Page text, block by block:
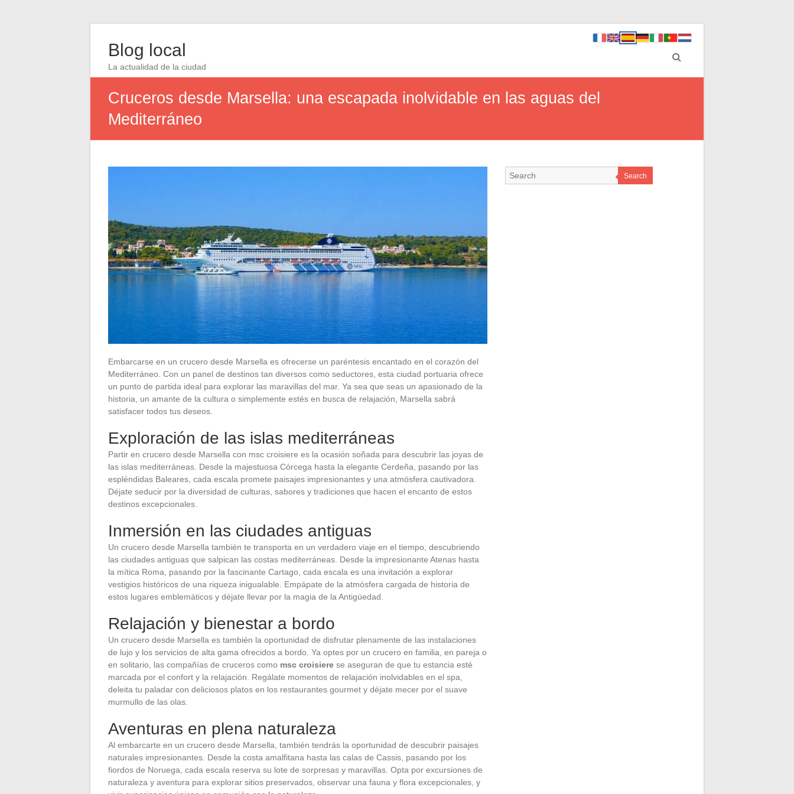
Blog local
La actualidad de la ciudad
Cruceros desde Marsella: una escapada inolvidable en las aguas del
Mediterráneo
Embarcarse en un crucero desde Marsella es ofrecerse un paréntesis encantado en el corazón del
Mediterráneo. Con un panel de destinos tan diversos como seductores, esta ciudad portuaria ofrece
un punto de partida ideal para explorar las maravillas del mar. Ya sea que seas un apasionado de la
historia, un amante de la cultura o simplemente estés en busca de relajación, Marsella sabrá
satisfacer todos tus deseos.
Exploración de las islas mediterráneas
Partir en crucero desde Marsella con msc croisiere es la ocasión soñada para descubrir las joyas de
las islas mediterráneas. Desde la majestuosa Córcega hasta la elegante Cerdeña, pasando por las
espléndidas Baleares, cada escala promete paisajes impresionantes y una atmósfera cautivadora.
Déjate seducir por la diversidad de culturas, sabores y tradiciones que hacen el encanto de estos
destinos excepcionales.
Inmersión en las ciudades antiguas
Un crucero desde Marsella también te transporta en un verdadero viaje en el tiempo, descubriendo
las ciudades antiguas que salpican las costas mediterráneas. Desde la impresionante Atenas hasta
la mítica Roma, pasando por la fascinante Cartago, cada escala es una invitación a explorar
vestigios históricos de una riqueza inigualable. Empápate de la atmósfera cargada de historia de
estos lugares emblemáticos y déjate llevar por la magia de la Antigüedad.
Relajación y bienestar a bordo
Un crucero desde Marsella es también la oportunidad de disfrutar plenamente de las instalaciones
de lujo y los servicios de alta gama ofrecidos a bordo. Ya optes por un crucero en familia, en pareja o
en solitario, las compañías de cruceros como msc croisiere se aseguran de que tu estancia esté
marcada por el confort y la relajación. Regálate momentos de relajación inolvidables en el spa,
deleita tu paladar con deliciosos platos en los restaurantes gourmet y déjate mecer por el suave
murmullo de las olas.
Aventuras en plena naturaleza
Al embarcarte en un crucero desde Marsella, también tendrás la oportunidad de descubrir paisajes
naturales impresionantes. Desde la costa amalfitana hasta las calas de Cassis, pasando por los
fiordos de Noruega, cada escala reserva su lote de sorpresas y maravillas. Opta por excursiones de
naturaleza y aventura para explorar sitios preservados, observar una fauna y flora excepcionales, y
Search